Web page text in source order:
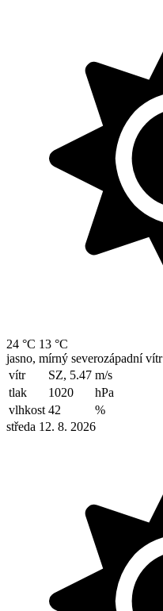
24 °C 13 °C
jasno, mírný severozápadní vítr
vítr
SZ, 5.47 m/s
tlak
1020
hPa
vlhkost 42
%
středa 12. 8. 2026